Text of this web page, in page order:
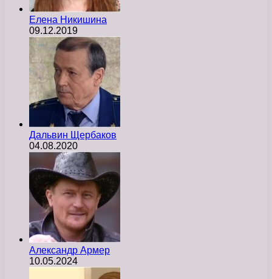
Елена Никишина
09.12.2019
Дальвин Щербаков
04.08.2020
Александр Армер
10.05.2024